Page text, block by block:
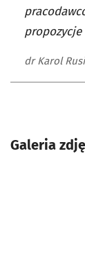
dr Karol
Galeria